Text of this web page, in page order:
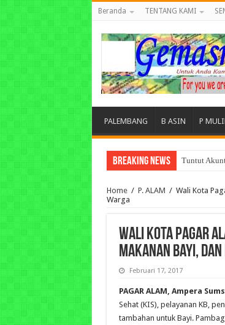
Beranda TENTANG KAMI
PALEMBANG B ASIN P
Breaking News Tuntut
Home / P. ALAM / Wali Kota
Warga
Wali Kota Pagar
Makanan Bayi, dan
Februari 17, 2017
PAGAR ALAM, Ampera
Sehat (KIS), pelayanan KB,
tambahan untuk Bayi.